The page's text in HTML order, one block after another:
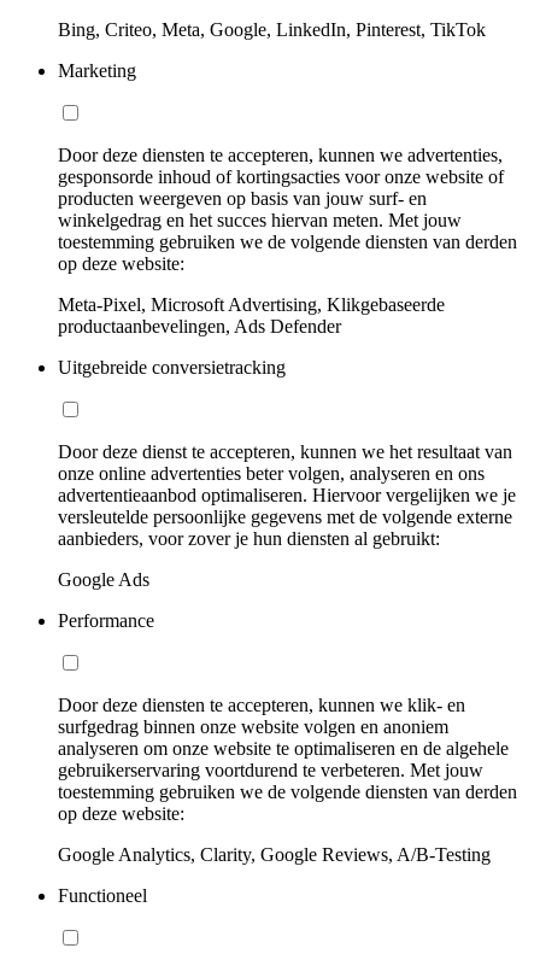
Bing, Criteo, Meta, Google, LinkedIn, Pinterest, TikTok
Marketing
Door deze diensten te accepteren, kunnen we advertenties,
gesponsorde inhoud of kortingsacties voor onze website of
producten weergeven op basis van jouw surf- en
winkelgedrag en het succes hiervan meten. Met jouw
toestemming gebruiken we de volgende diensten van derden
op deze website:
Meta-Pixel, Microsoft Advertising, Klikgebaseerde
productaanbevelingen, Ads Defender
Uitgebreide conversietracking
Door deze dienst te accepteren, kunnen we het resultaat van
onze online advertenties beter volgen, analyseren en ons
advertentieaanbod optimaliseren. Hiervoor vergelijken we je
versleutelde persoonlijke gegevens met de volgende externe
aanbieders, voor zover je hun diensten al gebruikt:
Google Ads
Performance
Door deze diensten te accepteren, kunnen we klik- en
surfgedrag binnen onze website volgen en anoniem
analyseren om onze website te optimaliseren en de algehele
gebruikerservaring voortdurend te verbeteren. Met jouw
toestemming gebruiken we de volgende diensten van derden
op deze website:
Google Analytics, Clarity, Google Reviews, A/B-Testing
Functioneel